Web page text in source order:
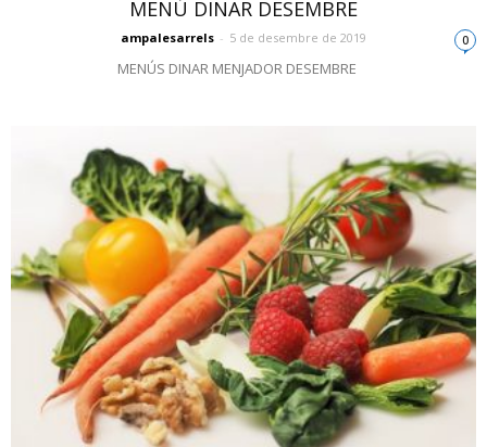
MENÚ DINAR DESEMBRE
ampalesarrels - 5 de desembre de 2019 0
MENÚS DINAR MENJADOR DESEMBRE